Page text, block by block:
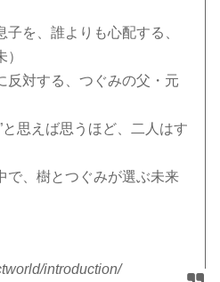
を、誰よりも心配する、
反対する、つぐみの父・元
と思えば思うほど、二人はす
で、樹とつぐみが選ぶ未来
introduction/